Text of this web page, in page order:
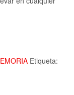
Etiqueta: